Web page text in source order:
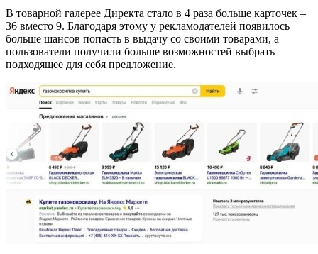
В товарной галерее Директа стало в 4 раза больше карточек –
36 вместо 9. Благодаря этому у рекламодателей появилось
больше шансов попасть в выдачу со своими товарами, а
пользователи получили больше возможностей выбрать
подходящее для себя предложение.